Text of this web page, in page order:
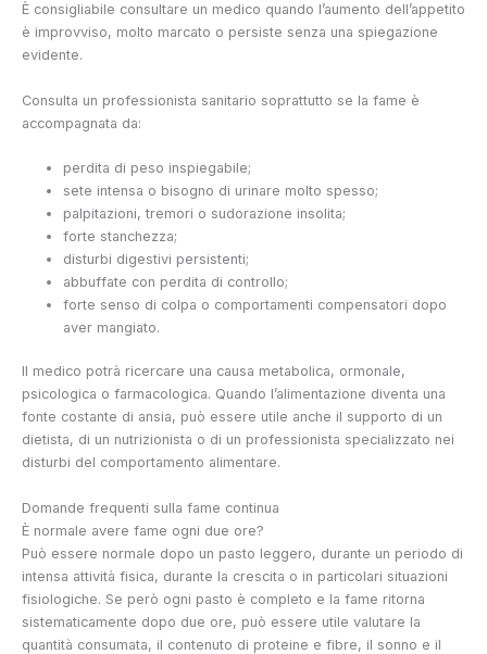
È consigliabile consultare un medico quando l’aumento dell’appetito
è improvviso, molto marcato o persiste senza una spiegazione
evidente.
Consulta un professionista sanitario soprattutto se la fame è
accompagnata da:
perdita di peso inspiegabile;
sete intensa o bisogno di urinare molto spesso;
palpitazioni, tremori o sudorazione insolita;
forte stanchezza;
disturbi digestivi persistenti;
abbuffate con perdita di controllo;
forte senso di colpa o comportamenti compensatori dopo
aver mangiato.
Il medico potrà ricercare una causa metabolica, ormonale,
psicologica o farmacologica. Quando l’alimentazione diventa una
fonte costante di ansia, può essere utile anche il supporto di un
dietista, di un nutrizionista o di un professionista specializzato nei
disturbi del comportamento alimentare.
Domande frequenti sulla fame continua
È normale avere fame ogni due ore?
Può essere normale dopo un pasto leggero, durante un periodo di
intensa attività fisica, durante la crescita o in particolari situazioni
fisiologiche. Se però ogni pasto è completo e la fame ritorna
sistematicamente dopo due ore, può essere utile valutare la
quantità consumata, il contenuto di proteine e fibre, il sonno e il